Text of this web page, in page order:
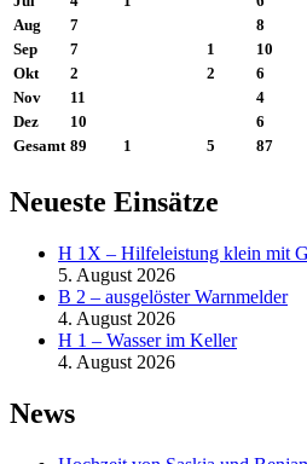
Aug
7 8
Sep
7 1 10
Okt
2 2 6
Nov
11 4
Dez
10 6
Gesamt 89 1 5 87
Neueste Einsätze
H 1X – Hilfeleistung klein mit
5. August 2026
B 2 – ausgelöster Warnmelder
4. August 2026
H 1 – Wasser im Keller
4. August 2026
News